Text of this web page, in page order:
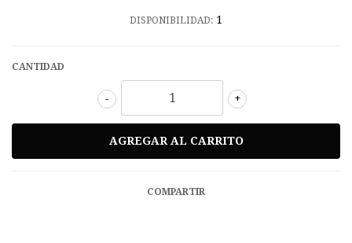
DISPONIBILIDAD: 1
CANTIDAD
+
-
COMPARTIR